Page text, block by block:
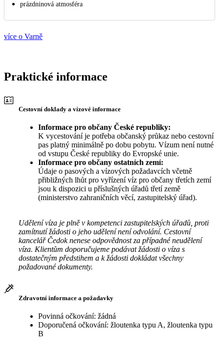
prázdninová atmosféra
více o Varně
Praktické informace
Cestovní doklady a vízové informace
Informace pro občany České republiky:
K vycestování je potřeba občanský průkaz nebo cestovní
pas platný minimálně po dobu pobytu. Vízum není nutné
od vstupu České republiky do Evropské unie.
Informace pro občany ostatních zemí:
Údaje o pasových a vízových požadavcích včetně
přibližných lhůt pro vyřízení víz pro občany třetích zemí
jsou k dispozici u příslušných úřadů třetí země
(ministerstvo zahraničních věcí, zastupitelský úřad).
Udělení víza je plně v kompetenci zastupitelských úřadů, proti
zamítnutí žádosti o jeho udělení není odvolání. Cestovní
kancelář Čedok nenese odpovědnost za případné neudělení
víza. Klientům doporučujeme podávat žádosti o víza s
dostatečným předstihem a k žádosti dokládat všechny
požadované dokumenty.
Zdravotní informace a požadavky
Povinná očkování: žádná
Doporučená očkování: žloutenka typu A, žloutenka typu
B